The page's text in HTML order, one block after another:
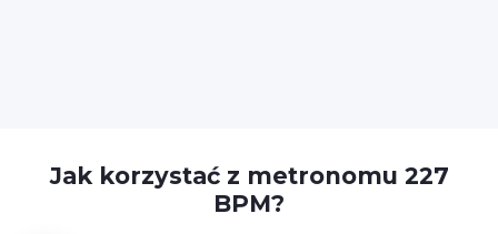
Jak korzystać z metronomu 227
BPM?